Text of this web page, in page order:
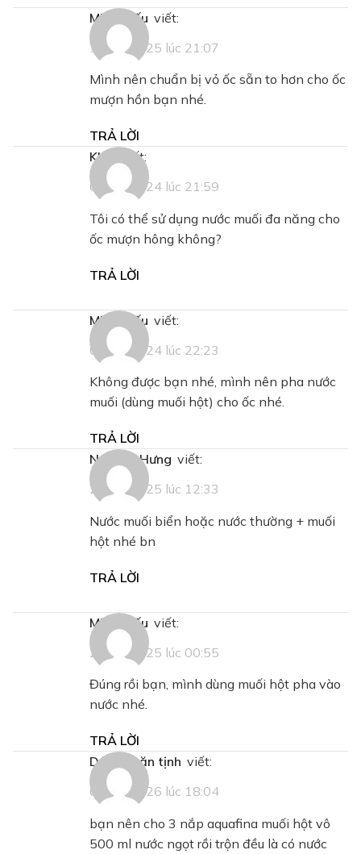
Minh Hiếu viết:
17/01/2025 lúc 21:07
Mình nên chuẩn bị vỏ ốc sẵn to hơn cho ốc
mượn hồn bạn nhé.
TRẢ LỜI
Khm
viết:
08/11/2024 lúc 21:59
Tôi có thể sử dụng nước muối đa năng cho
ốc mượn hông không?
TRẢ LỜI
Minh Hiếu viết:
08/11/2024 lúc 22:23
Không được bạn nhé, mình nên pha nước
muối (dùng muối hột) cho ốc nhé.
TRẢ LỜI
Nguyễn Hưng viết:
26/04/2025 lúc 12:33
Nước muối biển hoặc nước thường + muối
hột nhé bn
TRẢ LỜI
Minh Hiếu viết:
29/04/2025 lúc 00:55
Đúng rồi bạn, mình dùng muối hột pha vào
nước nhé.
TRẢ LỜI
dương văn tịnh viết:
06/05/2026 lúc 18:04
bạn nên cho 3 nắp aquafina muối hột vô
500 ml nước ngọt rồi trộn đều là có nước